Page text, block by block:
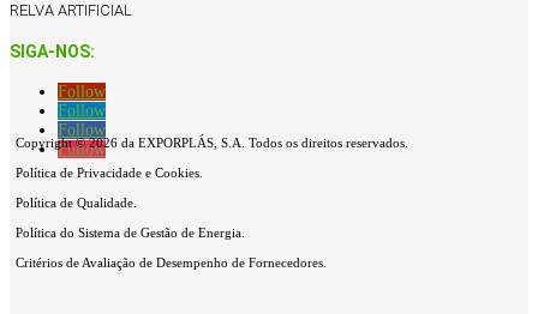
RELVA ARTIFICIAL
SIGA-NOS:
Follow
Follow
Follow
Follow
Copyright © 2026 da EXPORPLÁS, S.A. Todos os direitos reservados.
Política de Privacidade e Cookies.
Política de Qualidade.
Política do Sistema de Gestão de Energia.
Critérios de Avaliação de Desempenho de Fornecedores.